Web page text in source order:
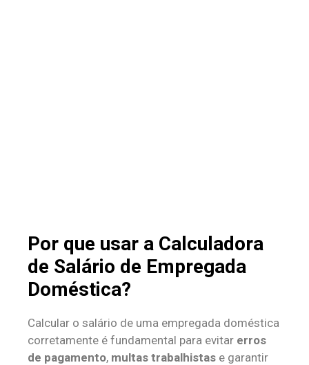
Por que usar a Calculadora
de Salário de Empregada
Doméstica?
Calcular o salário de uma empregada doméstica
corretamente é fundamental para evitar erros
de pagamento, multas trabalhistas e garantir